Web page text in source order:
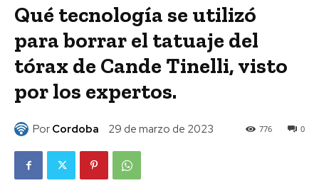
Qué tecnología se utilizó
para borrar el tatuaje del
tórax de Cande Tinelli, visto
por los expertos.
Por Cordoba 29 de marzo de 2023 0
776